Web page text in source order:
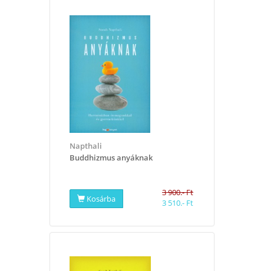
Napthali
Buddhizmus anyáknak
Kosárba
3 900.- Ft
3 510.- Ft